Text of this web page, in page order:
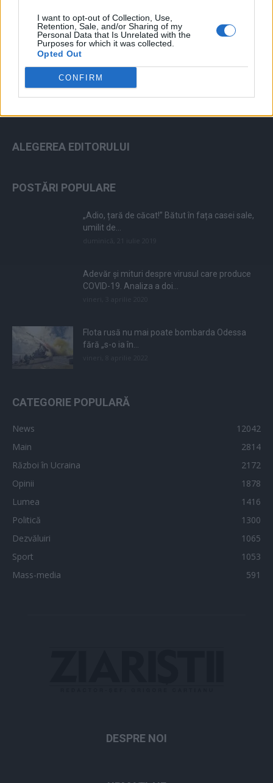
I want to opt-out of Collection, Use,
Retention, Sale, and/or Sharing of my
Personal Data that Is Unrelated with the
Purposes for which it was collected.
Opted Out
CONFIRM
ad
ALEGEREA EDITORULUI
POSTĂRI POPULARE
„Adio, țară de căcat!” Bătut în fața casei sale,
umilit de...
Adevăr și mituri despre virusul care produce
COVID-19. Analiza a doi...
Flota rusă nu mai poate bombarda Odessa
fără „s-o ia în...
CATEGORIE POPULARĂ
News
12042
Main
2814
Război în Ucraina
2172
Opinii
1878
Lumea
1416
Politică
1300
Dezvăluiri
1065
Sport
1053
Mass-media
591
DESPRE NOI